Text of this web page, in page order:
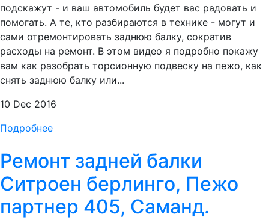
подскажут - и ваш автомобиль будет вас радовать и
помогать. А те, кто разбираются в технике - могут и
сами отремонтировать заднюю балку, сократив
расходы на ремонт. В этом видео я подробно покажу
вам как разобрать торсионную подвеску на пежо, как
снять заднюю балку или...
10 Dec 2016
Подробнее
Ремонт задней балки
Ситроен берлинго, Пежо
партнер 405, Саманд.